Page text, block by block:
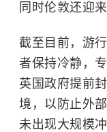
同时伦敦还迎
截至目前，游
者保持冷静，
英国政府提前
境，以防止外
未出现大规模冲